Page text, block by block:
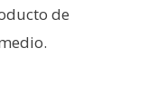
de